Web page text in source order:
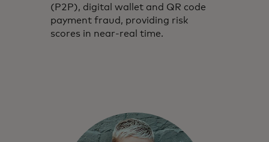
(P2P), digital wallet and QR code
payment fraud, providing risk
scores in near-real time.